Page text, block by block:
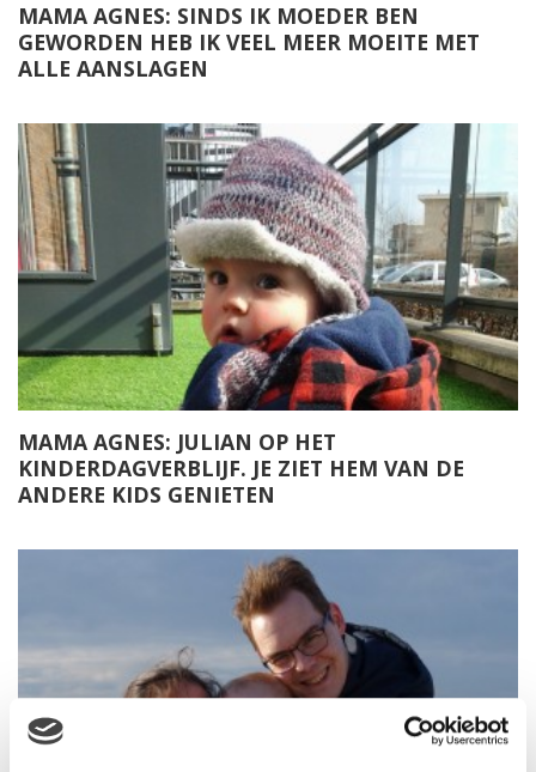
MAMA AGNES: SINDS IK MOEDER BEN
GEWORDEN HEB IK VEEL MEER MOEITE MET
ALLE AANSLAGEN
MAMA AGNES: JULIAN OP HET
KINDERDAGVERBLIJF. JE ZIET HEM VAN DE
ANDERE KIDS GENIETEN